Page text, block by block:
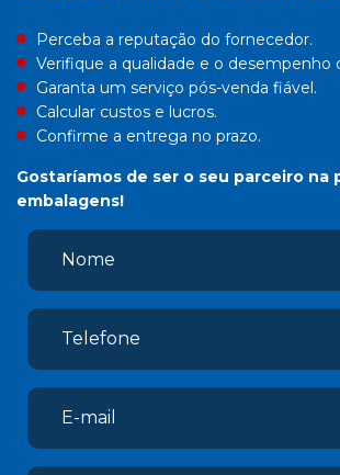
Perceba a reputação do fornecedor.
Verifique a qualidade e o desempenho
Garanta um serviço pós-venda fiável.
Calcular custos e lucros.
Confirme a entrega no prazo.
Gostaríamos de ser o seu parceiro na
embalagens!